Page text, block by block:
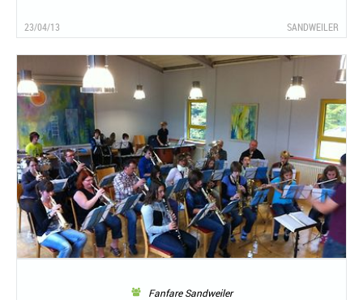
23/04/13 SANDWEILER
Fanfare Sandweiler